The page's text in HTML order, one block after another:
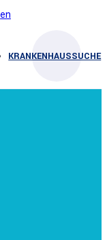
KRANKENHAUSSUCHE